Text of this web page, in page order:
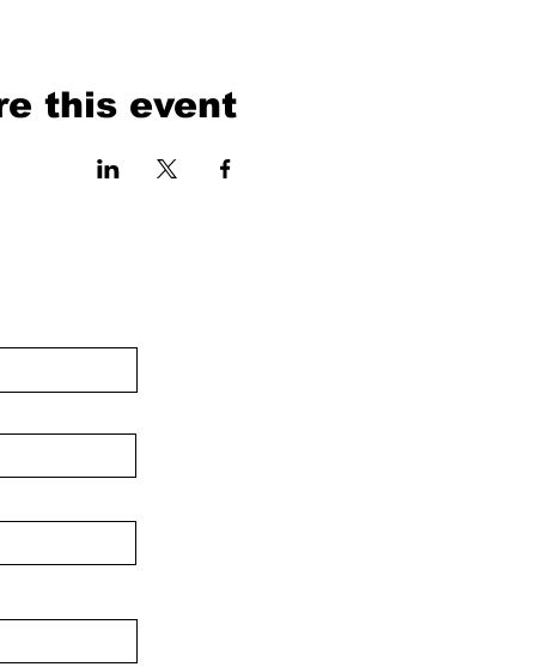
this event